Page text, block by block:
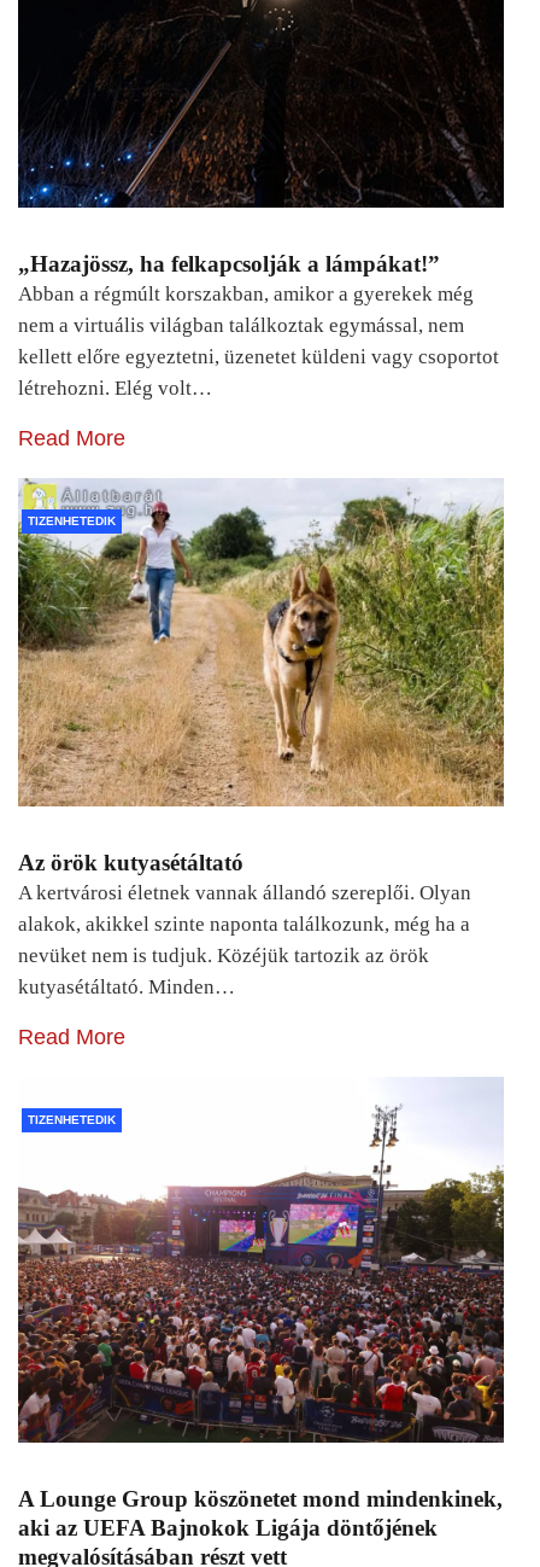
„Hazajössz, ha felkapcsolják a lámpákat!”
Abban a régmúlt korszakban, amikor a gyerekek még
nem a virtuális világban találkoztak egymással, nem
kellett előre egyeztetni, üzenetet küldeni vagy csoportot
létrehozni. Elég volt…
Read More
TIZENHETEDIK
Az örök kutyasétáltató
A kertvárosi életnek vannak állandó szereplői. Olyan
alakok, akikkel szinte naponta találkozunk, még ha a
nevüket nem is tudjuk. Közéjük tartozik az örök
kutyasétáltató. Minden…
Read More
TIZENHETEDIK
A Lounge Group köszönetet mond mindenkinek,
aki az UEFA Bajnokok Ligája döntőjének
megvalósításában részt vett